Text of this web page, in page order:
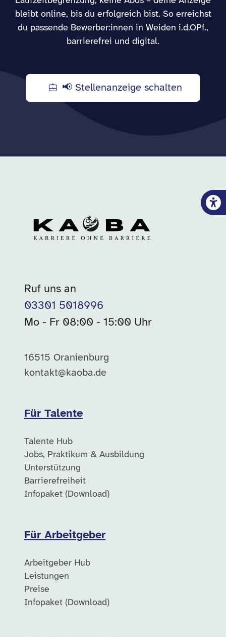
bleibt online, bis du erfolgreich bist. So erreichst
du passende Bewerber:innen in Weiden i.d.OPf.,
barrierefrei und digital.
📢 Stellenanzeige schalten
Ruf uns an
03301 5018996
Mo - Fr 08:00 - 15:00 Uhr
16515 Oranienburg
kontakt@kaoba.de
Für Talente
Talente Hub
Jobs, Praktikum & Ausbildung
Unterstützung
Barrierefreiheit
Infopaket (Download)
Für Arbeitgeber
Arbeitgeber Hub
Leistungen
Preise
Infopaket (Download)